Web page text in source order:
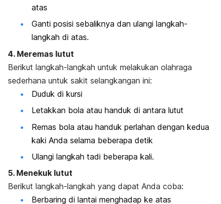
atas
Ganti posisi sebaliknya dan ulangi langkah-
langkah di atas.
4. Meremas lutut
Berikut langkah-langkah untuk melakukan olahraga
sederhana untuk sakit selangkangan ini:
Duduk di kursi
Letakkan bola atau handuk di antara lutut
Remas bola atau handuk perlahan dengan kedua
kaki Anda selama beberapa detik
Ulangi langkah tadi beberapa kali.
5. Menekuk lutut
Berikut langkah-langkah yang dapat Anda coba:
Berbaring di lantai menghadap ke atas